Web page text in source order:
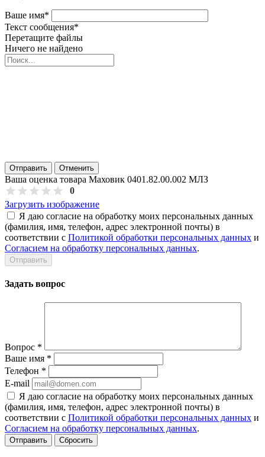
Ваше имя*
Текст сообщения*
Перетащите файлы
Ничего не найдено
Отправить Отменить
Ваша оценка товара Маховик 0401.82.00.002 МЛЗ
0
Загрузить изображение
Я даю согласие на обработку моих персональных данных
(фамилия, имя, телефон, адрес электронной почты) в
соответствии с Политикой обработки персональных данных и
Согласием на обработку персональных данных.
Задать вопрос
Вопрос *
Ваше имя *
Телефон *
E-mail
Я даю согласие на обработку моих персональных данных
(фамилия, имя, телефон, адрес электронной почты) в
соответствии с Политикой обработки персональных данных и
Согласием на обработку персональных данных.
Сбросить